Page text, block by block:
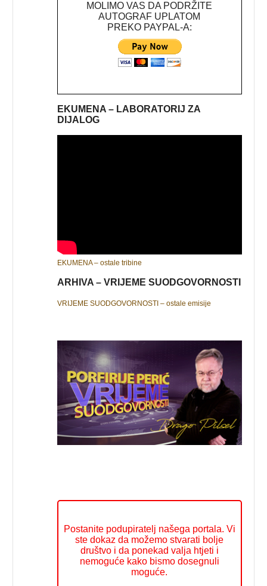
MOLIMO VAS DA PODRŽITE
AUTOGRAF UPLATOM
PREKO PAYPAL-A:
EKUMENA – LABORATORIJ ZA
DIJALOG
EKUMENA – ostale tribine
ARHIVA – VRIJEME SUODGOVORNOSTI
VRIJEME SUODGOVORNOSTI – ostale emisije
Postanite podupiratelj našega portala. Vi
ste dokaz da možemo stvarati bolje
društvo i da ponekad valja htjeti i
nemoguće kako bismo dosegnuli
moguće.